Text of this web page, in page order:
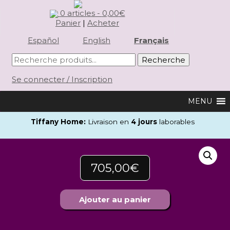
0 articles - 0,00€
Panier | Acheter
Español
English Français
Se connecter / Inscription
Tiffany Home:Livraison en 4 jourslaborables
705,00€
Ajouter au panier